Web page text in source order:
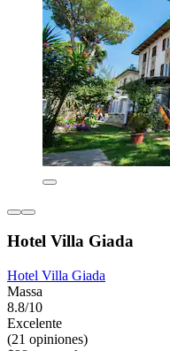
Hotel Villa Giada
Hotel Villa Giada
Massa
8.8/10
Excelente
(21 opiniones)